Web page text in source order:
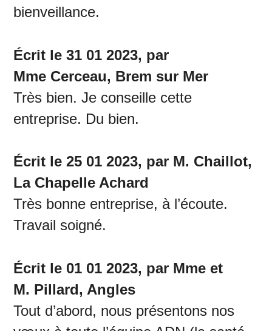
bienveillance.
Écrit le 31 01 2023, par
Mme Cerceau, Brem sur Mer
Très bien. Je conseille cette
entreprise. Du bien.
Écrit le 25 01 2023, par M. Chaillot,
La Chapelle Achard
Très bonne entreprise, à l’écoute.
Travail soigné.
Écrit le 01 01 2023, par Mme et
M. Pillard, Angles
Tout d’abord, nous présentons nos